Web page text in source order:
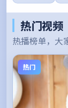
热门视频
热播榜单，大
热门